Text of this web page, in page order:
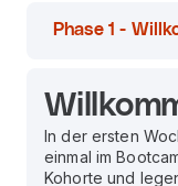
Phase 1 -
In der ersten
einmal im
Kohorte und